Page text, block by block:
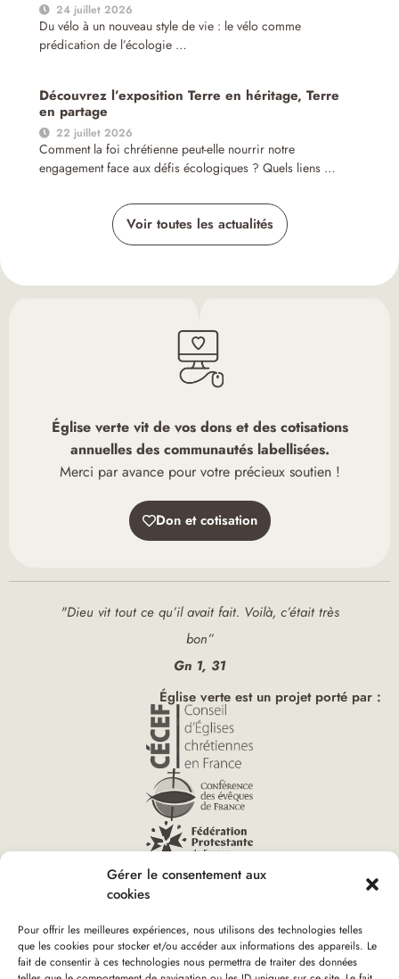
Gérer le consentement aux
cookies
Pour offrir les meilleures expériences, nous utilisons des technologies telles
que les cookies pour stocker et/ou accéder aux informations des appareils. Le
fait de consentir à ces technologies nous permettra de traiter des données
24 juillet 2026
Du vélo à un nouveau style de vie : le vélo comme
prédication de l’écologie …
Découvrez l’exposition Terre en héritage, Terre
en partage
22 juillet 2026
Comment la foi chrétienne peut-elle nourrir notre
engagement face aux défis écologiques ? Quels liens …
Voir toutes les actualités
Église verte vit de vos dons et des cotisations
annuelles des communautés labellisées.
Merci par avance pour votre précieux soutien !
Don et cotisation
"Dieu vit tout ce qu’il avait fait. Voilà, c’était très
bon”
Gn 1, 31
Église verte est un projet porté par :
Vous êtes ici :
Accueil»Église verte ‑ Familles»Outils familles»Mobilité